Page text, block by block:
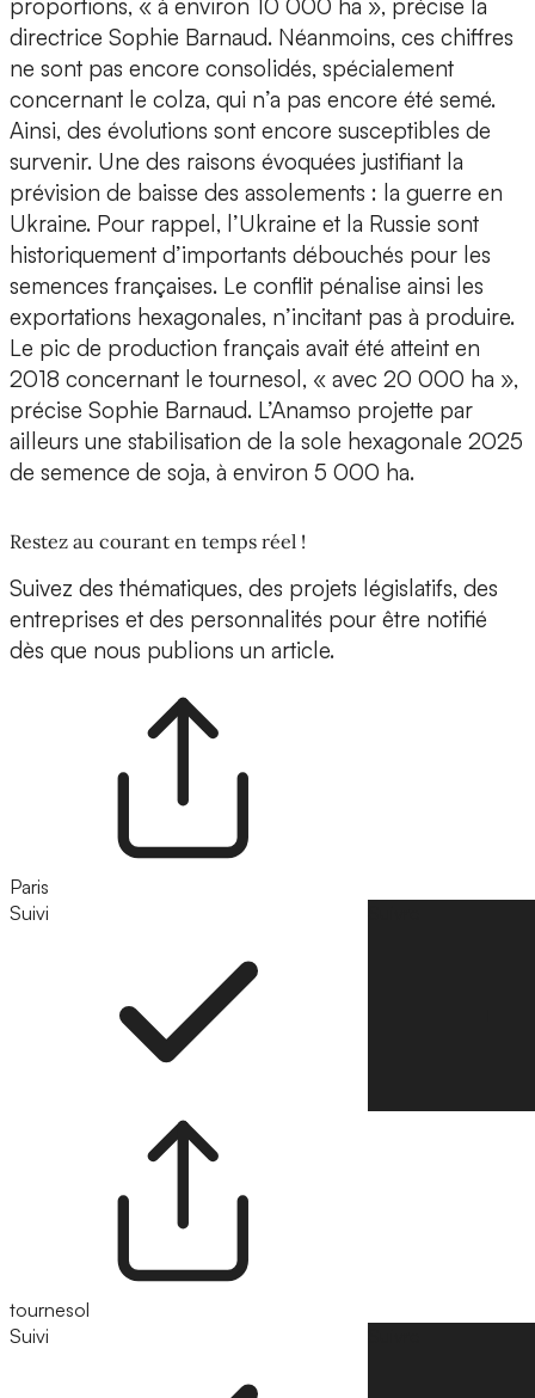
proportions, « à environ 10 000 ha », précise la
directrice Sophie Barnaud. Néanmoins, ces chiffres
ne sont pas encore consolidés, spécialement
concernant le colza, qui n’a pas encore été semé.
Ainsi, des évolutions sont encore susceptibles de
survenir. Une des raisons évoquées justifiant la
prévision de baisse des assolements : la guerre en
Ukraine. Pour rappel, l’Ukraine et la Russie sont
historiquement d’importants débouchés pour les
semences françaises. Le conflit pénalise ainsi les
exportations hexagonales, n’incitant pas à produire.
Le pic de production français avait été atteint en
2018 concernant le tournesol, « avec 20 000 ha »,
précise Sophie Barnaud. L’Anamso projette par
ailleurs une stabilisation de la sole hexagonale 2025
de semence de soja, à environ 5 000 ha.
Restez au courant en temps réel !
Suivez des thématiques, des projets législatifs, des
entreprises et des personnalités pour être notifié
dès que nous publions un article.
Paris
Suivi
tournesol
Suivi